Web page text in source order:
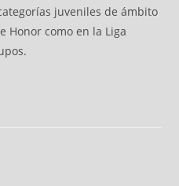
juveniles de ámbito
Honor como en la Liga